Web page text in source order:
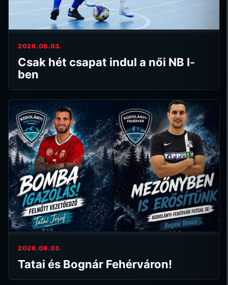
2026.08.03.
Csak hét csapat indul a női NB I-
ben
2026.08.03.
Tatai és Bognár Fehérváron!